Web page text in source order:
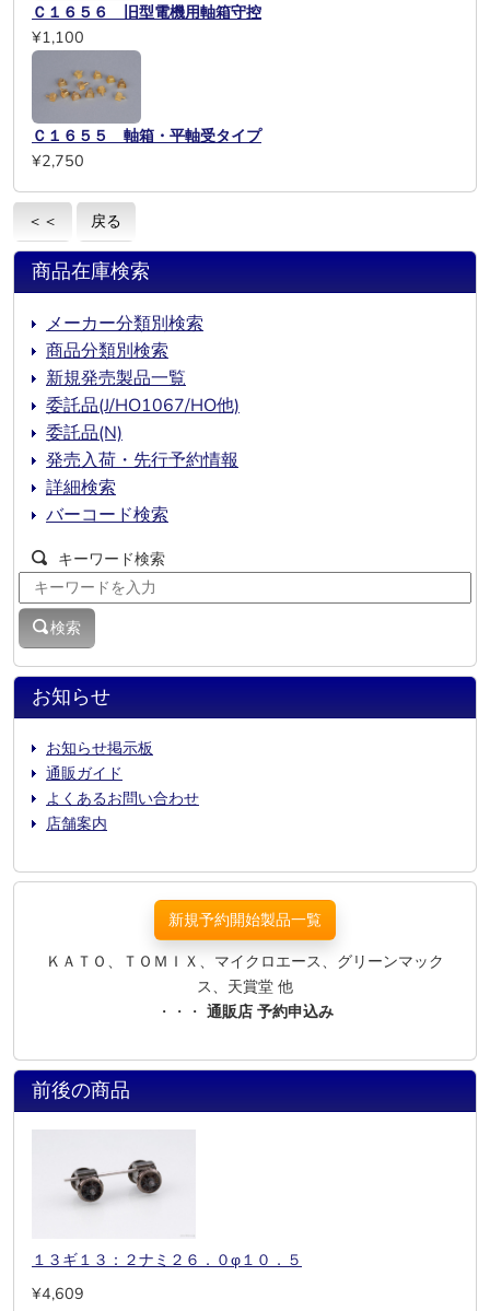
Ｃ１６５６ 旧型電機用軸箱守控
¥1,100
Ｃ１６５５ 軸箱・平軸受タイプ
¥2,750
＜＜ 戻る
お知らせ
お知らせ掲示板
通販ガイド
よくあるお問い合わせ
店舗案内
商品在庫検索
メーカー分類別検索
商品分類別検索
新規発売製品一覧
委託品(J/HO1067/HO他)
委託品(N)
発売入荷・先行予約情報
詳細検索
バーコード検索
キーワード検索
検索
新規予約開始製品一覧
ＫＡＴＯ、ＴＯＭＩＸ、マイクロエース、グリーンマック
ス、天賞堂 他
・・・ 通販店 予約申込み
前後の商品
１３ギ１３：２ナミ２６．０φ１０．５
¥4,609